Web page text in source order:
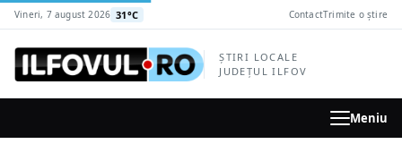
conținutul
Vineri, 7 august 2026 31°C ContactTrimite o știre
ȘTIRI LOCALE
JUDEȚUL ILFOV
Meniu